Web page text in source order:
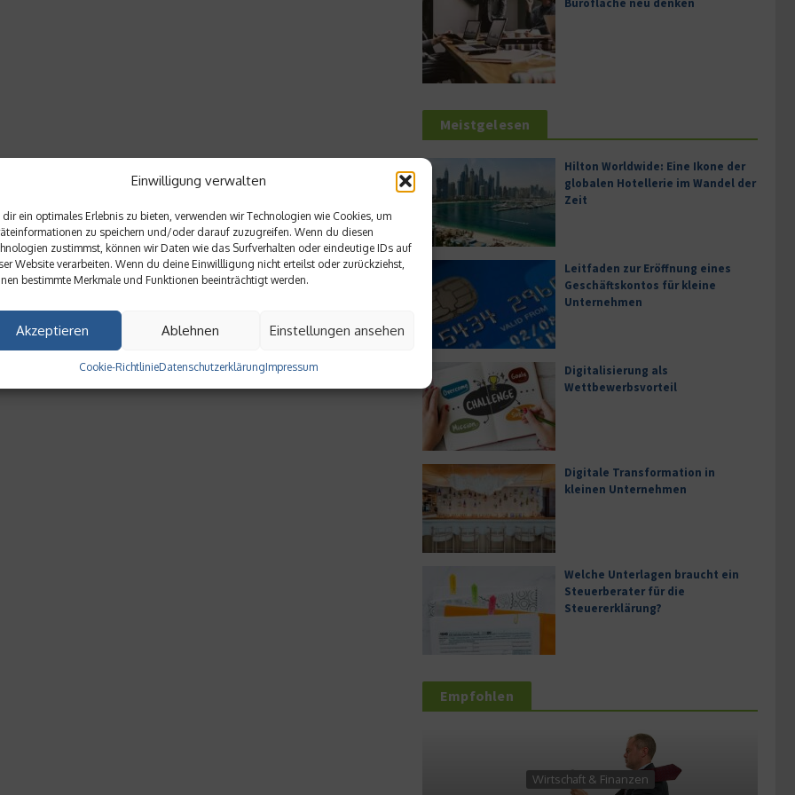
Einwilligung verwalten
dir ein optimales Erlebnis zu bieten, verwenden wir Technologien wie Cookies, um
zu speichern und/oder darauf zuzugreifen. Wenn du diesen
zustimmst, können wir Daten wie das Surfverhalten oder eindeutige IDs auf
Website verarbeiten. Wenn du deine Einwillligung nicht erteilst oder zurückziehst,
bestimmte Merkmale und Funktionen beeinträchtigt werden.
Akzeptieren Ablehnen Einstellungen ansehen
Cookie-RichtlinieDatenschutzerklärungImpressum
Bürofläche neu denken
Meistgelesen
Hilton Worldwide: Eine Ikone der
globalen Hotellerie im Wandel der
Zeit
Leitfaden zur Eröffnung eines
Geschäftskontos für kleine
Unternehmen
Digitalisierung als
Wettbewerbsvorteil
Digitale Transformation in
kleinen Unternehmen
Welche Unterlagen braucht ein
Steuerberater für die
Steuererklärung?
Empfohlen
Wirtschaft & Finanzen